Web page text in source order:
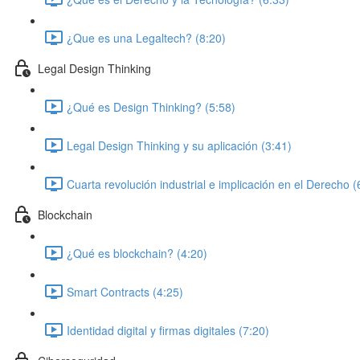
¿Que es una Legaltech? (8:20)
Legal Design Thinking
¿Qué es Design Thinking? (5:58)
Legal Design Thinking y su aplicación (3:41)
Cuarta revolución industrial e implicación en el Derecho
Blockchain
¿Qué es blockchain? (4:20)
Smart Contracts (4:25)
Identidad digital y firmas digitales (7:20)